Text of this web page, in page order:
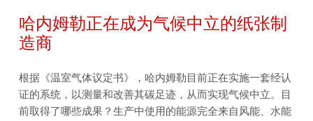
哈内姆勒正在成为气候中立的纸张制
造商
根据《温室气体议定书》，哈内姆勒目前正在实施一套经认
证的系统，以测量和改善其碳足迹，从而实现气候中立。目
前取得了哪些成果？生产中使用的能源完全来自风能、水能